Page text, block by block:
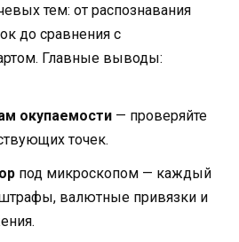
тем: от распознавания
до сравнения с
Главные выводы:
окупаемости — проверяйте
точек.
под микроскопом — каждый
штрафы, валютные привязки и